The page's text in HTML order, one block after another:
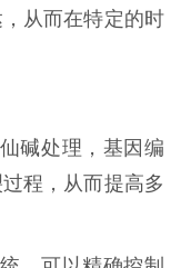
从而在特定的时
碱处理，基因编
程，从而提高多